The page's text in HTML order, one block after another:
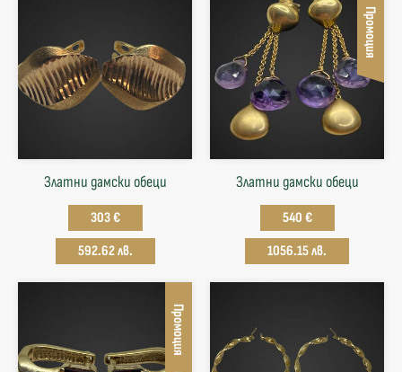
Златни дамски обеци
303 €
592.62 лв.
Промоция
Златни дамски обеци
540 €
1056.15 лв.
Промоция